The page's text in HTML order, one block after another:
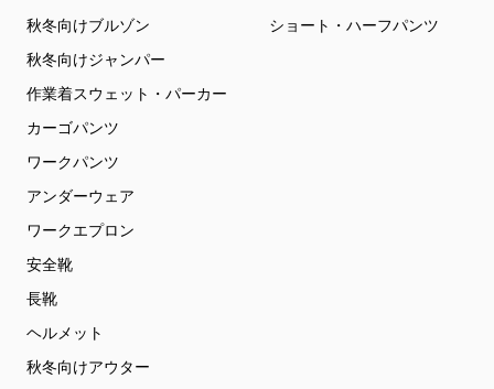
秋冬向けブルゾン
秋冬向けジャンパー
作業着スウェット・パーカー
カーゴパンツ
ワークパンツ
アンダーウェア
ワークエプロン
安全靴
長靴
ヘルメット
秋冬向けアウター
ショート・ハーフパンツ